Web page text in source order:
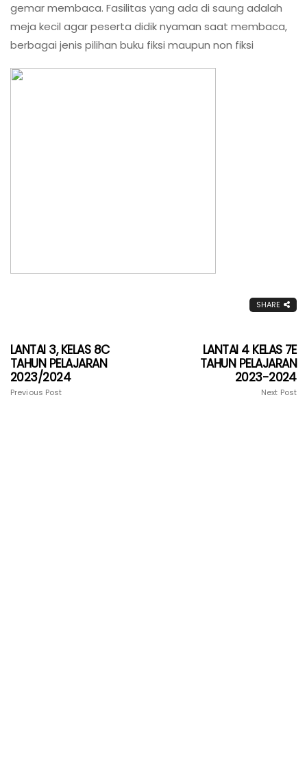
JAKARTA
gemar membaca. Fasilitas yang ada di saung adalah
meja kecil agar peserta didik nyaman saat membaca,
berbagai jenis pilihan buku fiksi maupun non fiksi
SHARE
LANTAI 3, KELAS 8C
TAHUN PELAJARAN
2023/2024
Previous Post
LANTAI 4 KELAS 7E
TAHUN PELAJARAN
2023-2024
Next Post